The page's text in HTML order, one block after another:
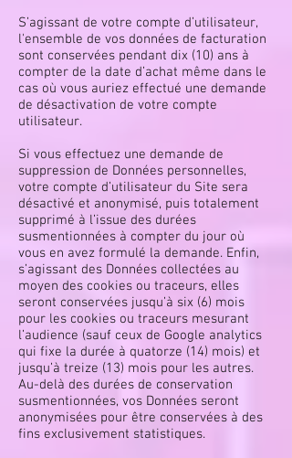
S’agissant de votre compte d’utilisateur,
l'ensemble de vos données de facturation
sont conservées pendant dix (10) ans à
compter de la date d’achat même dans le
cas où vous auriez effectué une demande
de désactivation de votre compte
utilisateur.
Si vous effectuez une demande de
suppression de Données personnelles,
votre compte d’utilisateur du Site sera
désactivé et anonymisé, puis totalement
supprimé à l’issue des durées
susmentionnées à compter du jour où
vous en avez formulé la demande. Enfin,
s’agissant des Données collectées au
moyen des cookies ou traceurs, elles
seront conservées jusqu’à six (6) mois
pour les cookies ou traceurs mesurant
l’audience (sauf ceux de Google analytics
qui fixe la durée à quatorze (14) mois) et
jusqu’à treize (13) mois pour les autres.
Au-delà des durées de conservation
susmentionnées, vos Données seront
anonymisées pour être conservées à des
fins exclusivement statistiques.